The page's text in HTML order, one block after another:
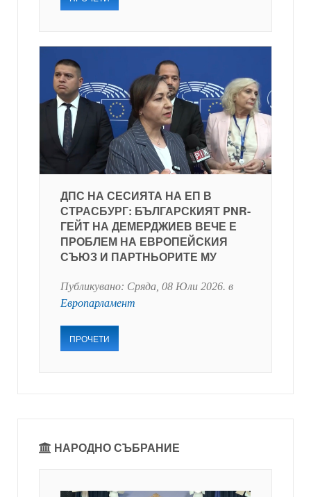
ДПС НА СЕСИЯТА НА ЕП В
СТРАСБУРГ: БЪЛГАРСКИЯТ PNR-
ГЕЙТ НА ДЕМЕРДЖИЕВ ВЕЧЕ Е
ПРОБЛЕМ НА ЕВРОПЕЙСКИЯ
СЪЮЗ И ПАРТНЬОРИТЕ МУ
Публикувано: Сряда, 08 Юли 2026. в
Европарламент
ПРОЧЕТИ
НАРОДНО СЪБРАНИЕ